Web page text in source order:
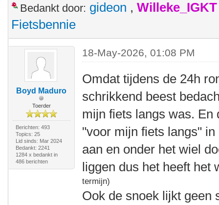
Bedankt door: gideon , Willeke_IGKT
Fietsbennie
Boyd Maduro
Toerder
Berichten: 493
Topics: 25
Lid sinds: Mar 2024
Bedankt: 2241
1284 x bedankt in
486 berichten
18-May-2026, 01:08 PM
Omdat tijdens de 24h
schrikkend beest
mijn fiets langs was. En
"voor mijn fiets langs"
aan en onder het wiel
liggen dus het heeft het
termijn)
Ook de snoek lijkt geen